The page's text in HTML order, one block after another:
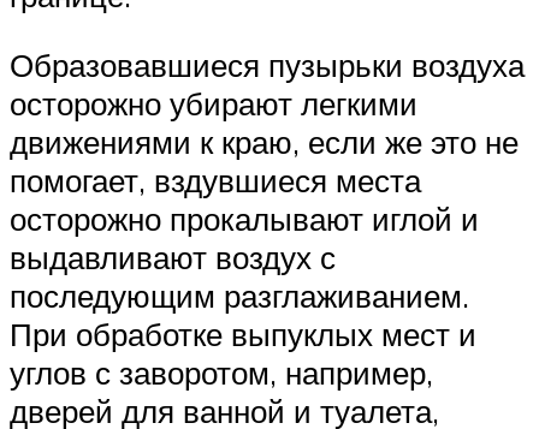
Образовавшиеся пузырьки воздуха
осторожно убирают легкими
движениями к краю, если же это не
помогает, вздувшиеся места
осторожно прокалывают иглой и
выдавливают воздух с
последующим разглаживанием.
При обработке выпуклых мест и
углов с заворотом, например,
дверей для ванной и туалета,